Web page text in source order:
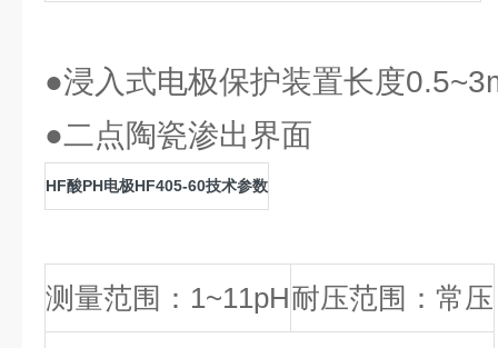
●浸入式电极保护装置长度
●二点陶瓷渗出界面
HF酸PH电极HF405-60技术参数
测量范围：1~11pH耐压范围：常压